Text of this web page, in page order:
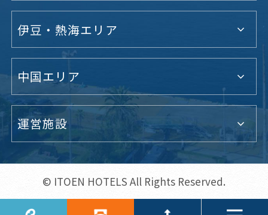
伊豆・熱海エリア
中国エリア
運営施設
© ITOEN HOTELS All Rights Reserved.